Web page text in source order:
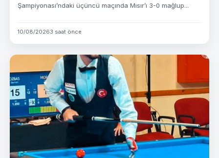
Şampiyonası’ndaki üçüncü maçında Mısır’ı 3-0 mağlup...
10/08/20263 saat önce